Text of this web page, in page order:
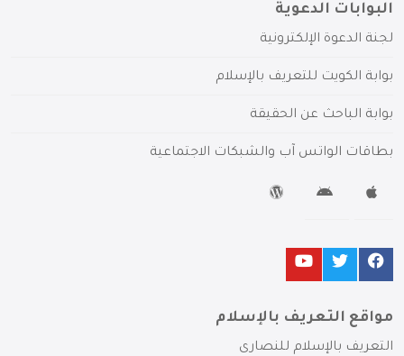
البوابات الدعوية
لجنة الدعوة الإلكترونية
بوابة الكويت للتعريف بالإسلام
بوابة الباحث عن الحقيقة
بطاقات الواتس آب والشبكات الاجتماعية
مواقع التعريف بالإسلام
التعريف بالإسلام للنصارى